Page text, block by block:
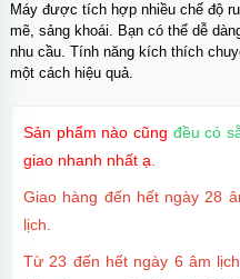
Máy được tích hợp nhiều chế độ
mẽ, sảng khoái. Bạn có thể dễ
nhu cầu. Tính năng kích thích
một cách hiệu quả.
Sản phẩm nào cũng đều có
giao nhanh nhất ạ.
Giao hàng đến hết ngày 28
lịch.
Từ 23 đến hết ngày 6 âm